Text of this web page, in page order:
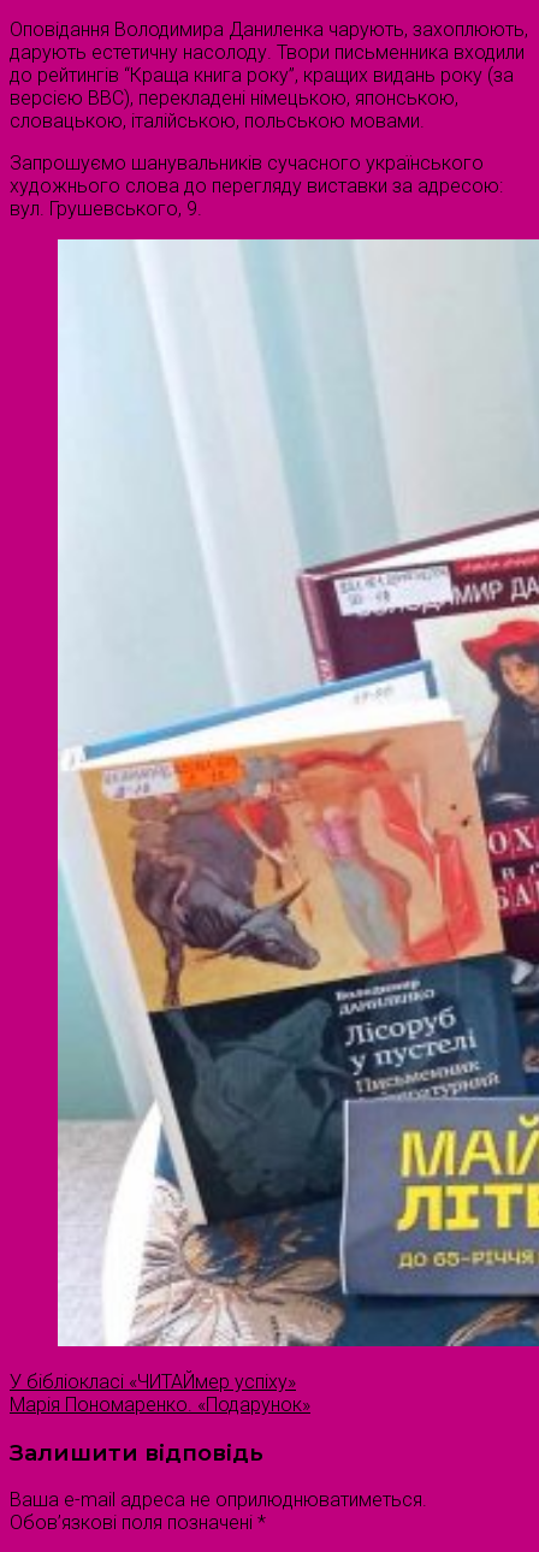
Оповідання Володимира Даниленка чарують, захоплюють,
дарують естетичну насолоду. Твори письменника входили
до рейтингів “Краща книга року”, кращих видань року (за
версією ВВС), перекладені німецькою, японською,
словацькою, італійською, польською мовами.
Запрошуємо шанувальників сучасного українського
художнього слова до перегляду виставки за адресою:
вул. Грушевського, 9.
У бібліокласі «ЧИТАЙмер успіху»
Марія Пономаренко. «Подарунок»
Залишити відповідь
Ваша e-mail адреса не оприлюднюватиметься.
Обов’язкові поля позначені *